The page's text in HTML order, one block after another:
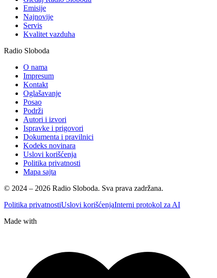
Emisije
Najnovije
Servis
Kvalitet vazduha
Radio Sloboda
O nama
Impresum
Kontakt
Oglašavanje
Posao
Podrži
Autori i izvori
Ispravke i prigovori
Dokumenta i pravilnici
Kodeks novinara
Uslovi korišćenja
Politika privatnosti
Mapa sajta
© 2024 – 2026 Radio Sloboda. Sva prava zadržana.
Politika privatnostiUslovi korišćenjaInterni protokol za AI
Made with